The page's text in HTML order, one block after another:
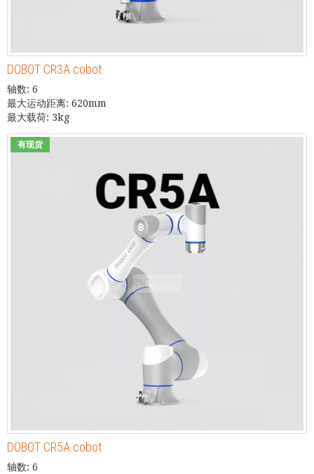
DOBOT CR3A cobot
轴数: 6
最大运动距离: 620mm
最大载荷: 3kg
有现货
DOBOT CR5A cobot
轴数: 6